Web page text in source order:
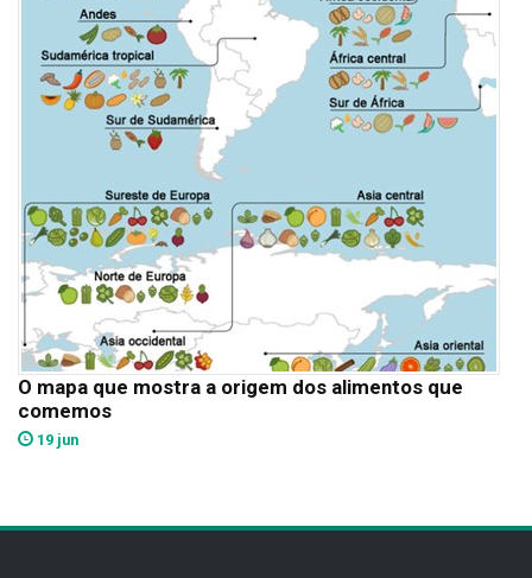
O mapa que mostra a origem dos alimentos que
comemos
19 jun